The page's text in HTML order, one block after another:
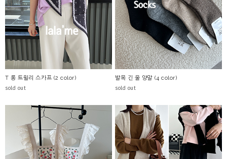
T 롱 트윌리 스카프 (2 color)
sold out
발목 긴 울 양말 (4 color)
sold out